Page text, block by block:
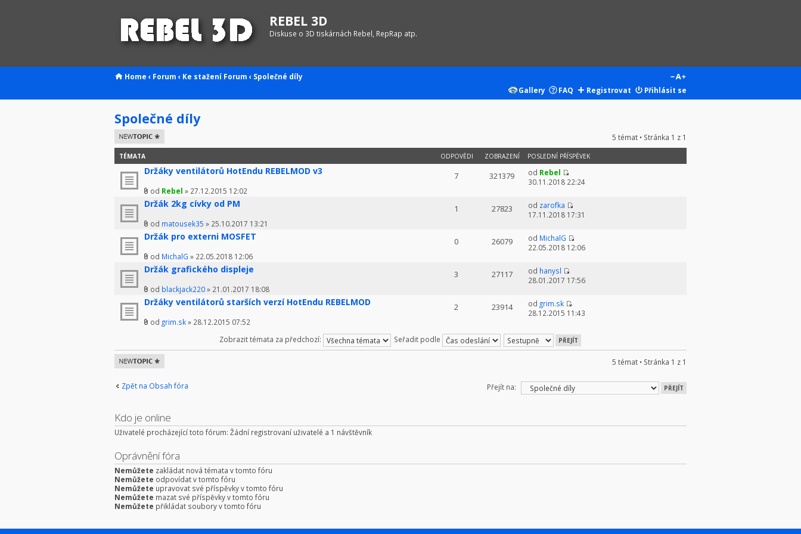
REBEL 3D
Diskuse o 3D tiskárnách Rebel, RepRap atp.
Home ‹ Forum ‹ Ke stažení Forum ‹ Společné díly
Gallery
FAQ Registrovat Přihlásit se
Společné díly
Odeslat nové
téma
5 témat • Stránka 1 z 1
TÉMATA ODPOVĚDI ZOBRAZENÍ POSLEDNÍ PŘÍSPĚVEK
Držáky ventilátorů HotEndu REBELMOD v3
od Rebel » 27.12.2015 12:02
7 321379 od Rebel
30.11.2018 22:24
Držák 2kg cívky od PM
od matousek35 » 25.10.2017 13:21
1 27823 od zarofka
17.11.2018 17:31
Držák pro externi MOSFET
od MichalG » 22.05.2018 12:06
0 26079 od MichalG
22.05.2018 12:06
Držák grafického displeje
od blackjack220» 21.01.2017 18:08
3 27117 od hanysl
28.01.2017 17:56
Držáky ventilátorů starších verzí HotEndu REBELMOD
od grim.sk» 28.12.2015 07:52
2 23914 od grim.sk
28.12.2015 11:43
Zobrazit témata za předchozí: Seřadit podle
Odeslat nové
téma
5 témat • Stránka 1 z 1
Zpět na Obsah fóra Přejít na:
Kdo je online
Uživatelé procházející toto fórum: Žádní registrovaní uživatelé a 1 návštěvník
Oprávnění fóra
Nemůžete zakládat nová témata v tomto fóru
Nemůžete odpovídat v tomto fóru
Nemůžete upravovat své příspěvky v tomto fóru
Nemůžete mazat své příspěvky v tomto fóru
Nemůžete přikládat soubory v tomto fóru